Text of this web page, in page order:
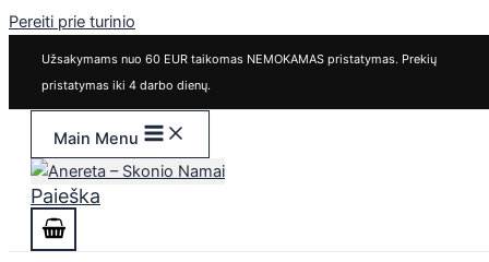
Pereiti prie turinio
Užsakymams nuo 60 EUR taikomas NEMOKAMAS pristatymas. Prekių
pristatymas iki 4 darbo dienų.
Main Menu
Paieška